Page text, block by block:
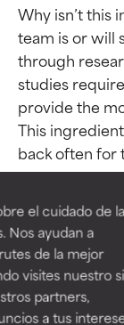
el cuidado de
Nos ayudan a
de la mejor
visites nuestro
partners,
a tus
Why isn’t this
team is or will
through
studies
provide the
This